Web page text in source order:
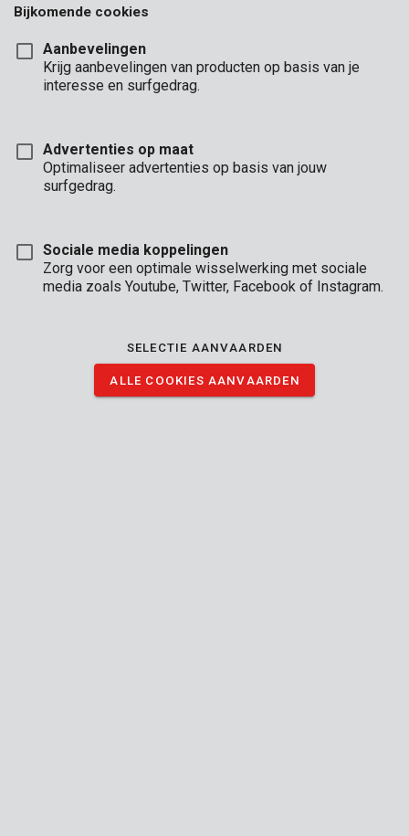
KRT010401
Betonboor Ø 4x75mm
Bijkomende cookies
Aanbevelingen
Krijg aanbevelingen van producten op basis van je
interesse en surfgedrag.
Advertenties op maat
Optimaliseer advertenties op basis van jouw
surfgedrag.
Sociale media koppelingen
Zorg voor een optimale wisselwerking met sociale
media zoals Youtube, Twitter, Facebook of Instagram.
SELECTIE AANVAARDEN
ALLE COOKIES AANVAARDEN